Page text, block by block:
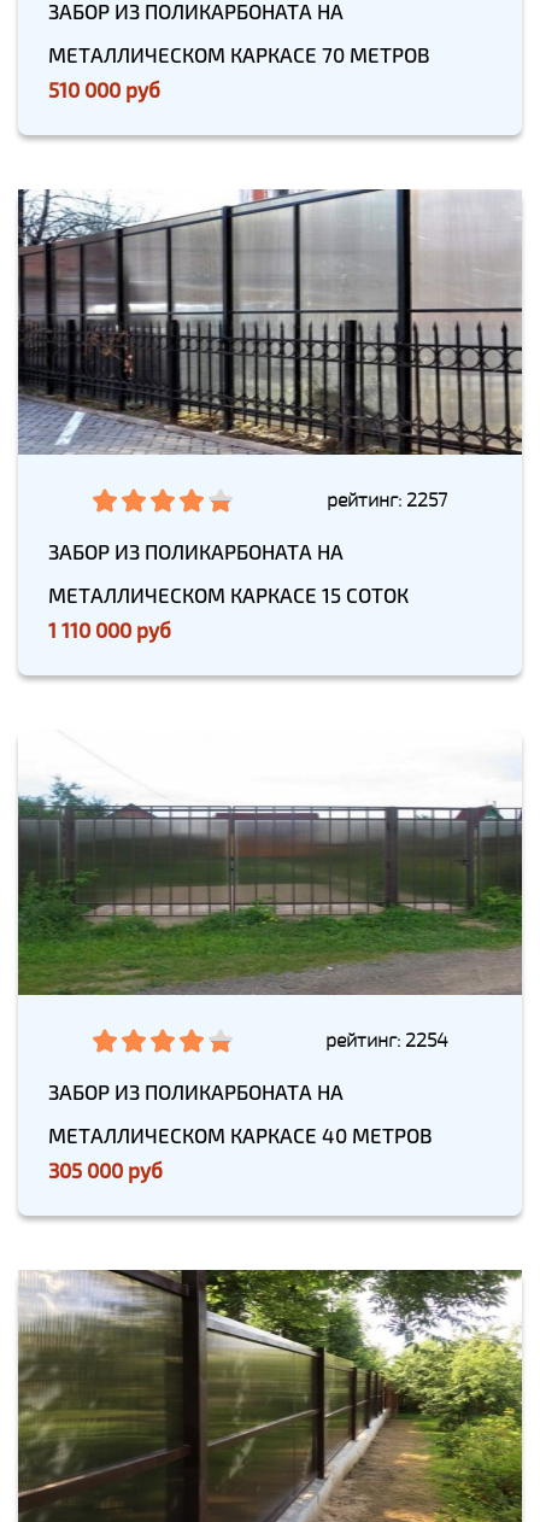
ЗАБОР ИЗ ПОЛИКАРБОНАТА НА
МЕТАЛЛИЧЕСКОМ КАРКАСЕ 70 МЕТРОВ
510 000 руб
рейтинг: 2257
ЗАБОР ИЗ ПОЛИКАРБОНАТА НА
МЕТАЛЛИЧЕСКОМ КАРКАСЕ 15 СОТОК
1 110 000 руб
рейтинг: 2254
ЗАБОР ИЗ ПОЛИКАРБОНАТА НА
МЕТАЛЛИЧЕСКОМ КАРКАСЕ 40 МЕТРОВ
305 000 руб